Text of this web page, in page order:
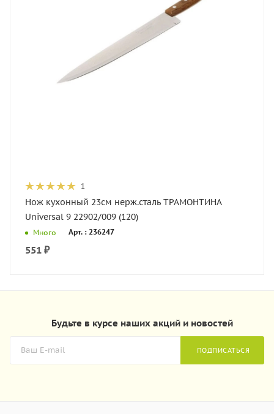
1
Нож кухонный 23см нерж.сталь ТРАМОНТИНА
Universal 9 22902/009 (120)
Много Арт. : 236247
551 ₽
Будьте в курсе наших акций и новостей
ПОДПИСАТЬСЯ